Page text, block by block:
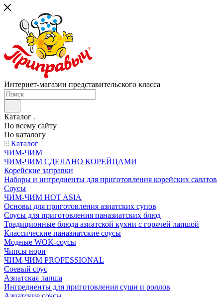
Интернет-магазин представительского класса
Каталог
По всему сайту
По каталогу
Каталог
ЧИМ-ЧИМ
ЧИМ-ЧИМ СДЕЛАНО КОРЕЙЦАМИ
Корейские заправки
Наборы и ингредиенты для приготовления корейских салатов
Соусы
ЧИМ-ЧИМ HOT ASIA
Основы для приготовления азиатских супов
Соусы для приготовления паназиатских блюд
Традиционные блюда азиатской кухни с горячей лапшой
Классические паназиатские соусы
Модные WOK-соусы
Чипсы нори
ЧИМ-ЧИМ PROFESSIONAL
Соевый соус
Азиатская лапша
Ингредиенты для приготовления суши и роллов